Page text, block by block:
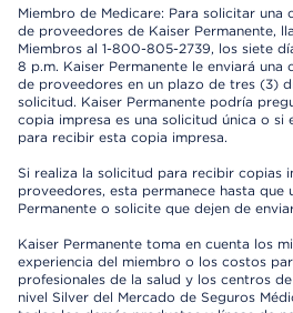
Miembro de Medicare: Para solicitar
de proveedores de Kaiser Permanente,
Miembros al 1-800-805-2739, los siete
8 p.m. Kaiser Permanente le enviará
de proveedores en un plazo de tres (3)
solicitud. Kaiser Permanente podría
copia impresa es una solicitud única o si
para recibir esta copia impresa.
Si realiza la solicitud para recibir copias
proveedores, esta permanece hasta que
Permanente o solicite que dejen de
Kaiser Permanente toma en cuenta los
experiencia del miembro o los costos
profesionales de la salud y los centros
nivel Silver del Mercado de Seguros